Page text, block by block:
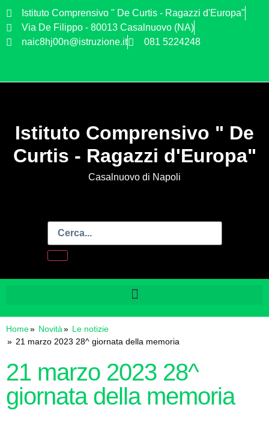
Istituto Comprensivo " De Curtis - Ragazzi d'Europa"
Via De Filippo - 80013 Casalnuovo (NA)
naic8hj00n@istruzione.it
081 5224248
Istituto Comprensivo " De
Curtis - Ragazzi d'Europa"
Casalnuovo di Napoli
Home Novità
Le notizie
21 marzo 2023 28^ giornata della memoria
21 marzo 2023 28^
giornata della memoria